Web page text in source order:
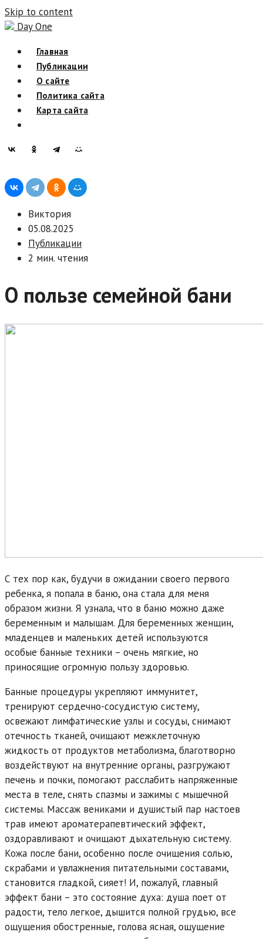
Skip to content
Day One
Главная
Публикации
О сайте
Политика сайта
Карта сайта
Виктория
05.08.2025
Публикации
2 мин. чтения
О пользе семейной бани
С тех пор как, будучи в ожидании своего первого
ребенка, я попала в баню, она стала для меня
образом жизни. Я узнала, что в баню можно даже
беременным и малышам. Для беременных женщин,
младенцев и маленьких детей используются
особые банные техники – очень мягкие, но
приносящие огромную пользу здоровью.
Банные процедуры укрепляют иммунитет,
тренируют сердечно-сосудистую систему,
освежают лимфатические узлы и сосуды, снимают
отечность тканей, очищают межклеточную
жидкость от продуктов метаболизма, благотворно
воздействуют на внутренние органы, разгружают
печень и почки, помогают расслабить напряженные
места в теле, снять спазмы и зажимы с мышечной
системы. Массаж вениками и душистый пар настоев
трав имеют ароматерапевтический эффект,
оздоравливают и очищают дыхательную систему.
Кожа после бани, особенно после очищения солью,
скрабами и увлажнения питательными составами,
становится гладкой, сияет! И, пожалуй, главный
эффект бани – это состояние духа: душа поет от
радости, тело легкое, дышится полной грудью, все
ощущения обостренные, голова ясная, ощущение